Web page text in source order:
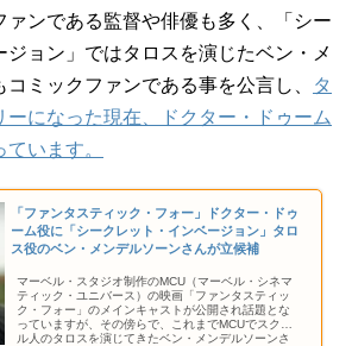
ァンである監督や俳優も多く、「シー
ジョン」ではタロスを演じたベン・メ
ミックファンである事を公言し、
タ
ーになった現在、ドクター・ドゥーム
います。
「ファンタスティック・フォー」ドクター・ドゥ
ーム役に「シークレット・インベージョン」タロ
ス役のベン・メンデルソーンさんが立候補
マーベル・スタジオ制作のMCU（マーベル・シネマ
ティック・ユニバース）の映画「ファンタスティッ
ク・フォー」のメインキャストが公開され話題とな
っていますが、その傍らで、これまでMCUでスクラ
ル人のタロスを演じてきたベン・メンデルソーンさ